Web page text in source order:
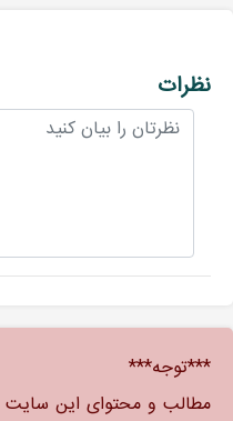
نظرات
***توجه***
مطالب و محتوای این